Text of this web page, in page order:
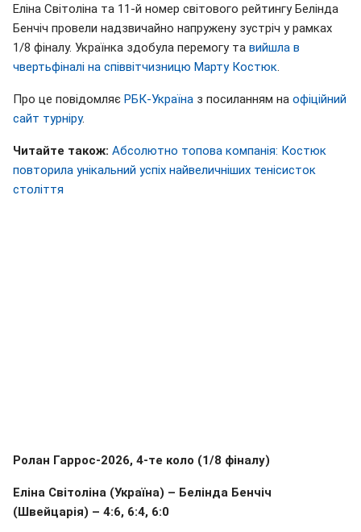
Еліна Світоліна та 11-й номер світового рейтингу Белінда
Бенчіч провели надзвичайно напружену зустріч у рамках
1/8 фіналу. Українка здобула перемогу та вийшла в
чвертьфіналі на співвітчизницю Марту Костюк
Про це повідомляє РБК-Україна з посиланням на офіційний
сайт турніру.
Читайте також: Абсолютно топова компанія: Костюк
повторила унікальний успіх найвеличніших тенісисток
століття
Ролан Гаррос-2026, 4-те коло (1/8 фіналу)
Еліна Світоліна (Україна) – Белінда Бенчіч
(Швейцарія) – 4:6, 6:4, 6:0